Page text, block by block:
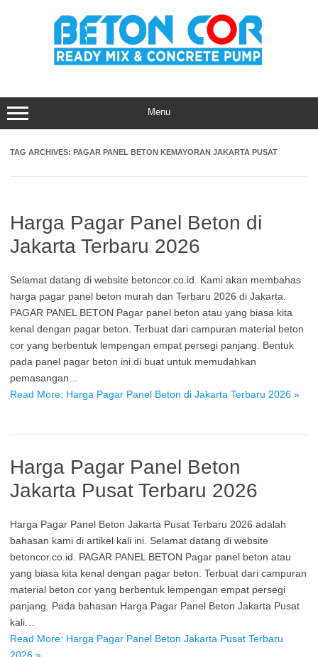
Menu
TAG ARCHIVES: PAGAR PANEL BETON KEMAYORAN JAKARTA PUSAT
Harga Pagar Panel Beton di
Jakarta Terbaru 2026
Selamat datang di website betoncor.co.id. Kami akan membahas
harga pagar panel beton murah dan Terbaru 2026 di Jakarta.
PAGAR PANEL BETON Pagar panel beton atau yang biasa kita
kenal dengan pagar beton. Terbuat dari campuran material beton
cor yang berbentuk lempengan empat persegi panjang. Bentuk
pada panel pagar beton ini di buat untuk memudahkan
pemasangan…
Read More: Harga Pagar Panel Beton di Jakarta Terbaru 2026 »
Harga Pagar Panel Beton
Jakarta Pusat Terbaru 2026
Harga Pagar Panel Beton Jakarta Pusat Terbaru 2026 adalah
bahasan kami di artikel kali ini. Selamat datang di website
betoncor.co.id. PAGAR PANEL BETON Pagar panel beton atau
yang biasa kita kenal dengan pagar beton. Terbuat dari campuran
material beton cor yang berbentuk lempengan empat persegi
panjang. Pada bahasan Harga Pagar Panel Beton Jakarta Pusat
kali…
Read More: Harga Pagar Panel Beton Jakarta Pusat Terbaru